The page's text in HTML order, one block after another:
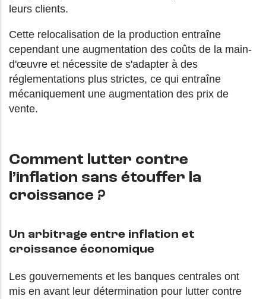
leurs clients.
Cette relocalisation de la production entraîne
cependant une augmentation des coûts de la main-
d'œuvre et nécessite de s'adapter à des
réglementations plus strictes, ce qui entraîne
mécaniquement une augmentation des prix de
vente.
Comment lutter contre
l’inflation sans étouffer la
croissance ?
Un arbitrage entre inflation et
croissance économique
Les gouvernements et les banques centrales ont
mis en avant leur détermination pour lutter contre